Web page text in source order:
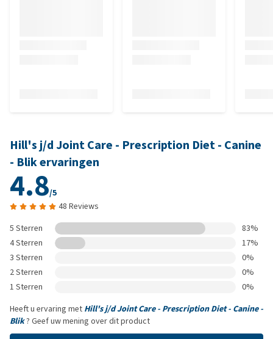
Hill's j/d Joint Care - Prescription Diet - Canine
- Blik ervaringen
4.8/5
48 Reviews
5 Sterren
83%
4 Sterren
17%
3 Sterren
0%
2 Sterren
0%
1 Sterren
0%
Heeft u ervaring met Hill's j/d Joint Care - Prescription Diet - Canine -
Blik? Geef uw mening over dit product